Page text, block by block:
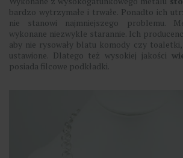
bardzo wytrzymałe i trwałe. Ponadto ich
nie stanowi najmniejszego problemu.
wykonane niezwykle starannie. Ich
aby nie rysowały blatu komody czy
ustawione. Dlatego też wysokiej jakości
posiada filcowe podkładki.